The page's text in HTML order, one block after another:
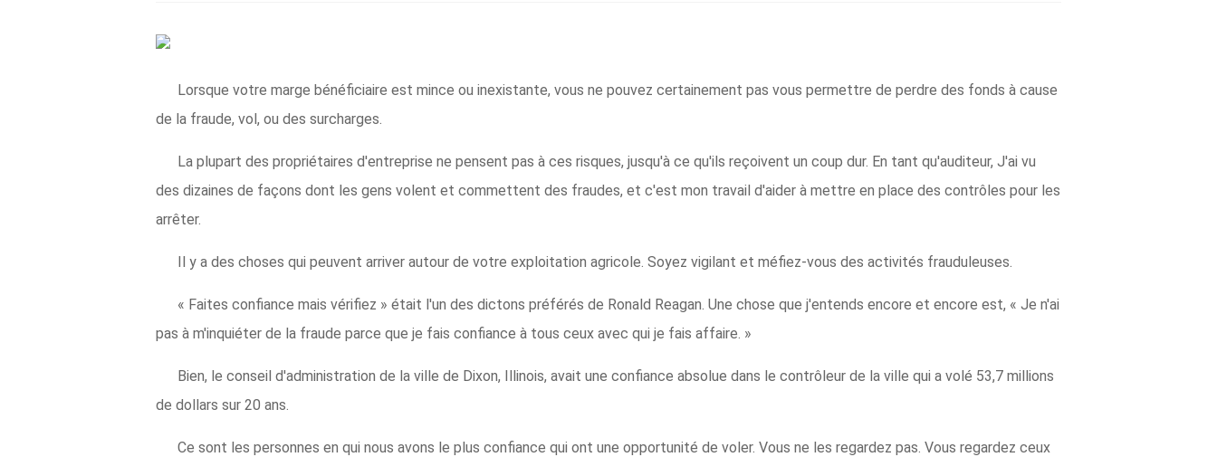
Lorsque votre marge bénéficiaire est mince ou inexistante, vous ne pouvez certainement pas vous permettre de perdre des fonds à cause
de la fraude, vol, ou des surcharges.
La plupart des propriétaires d'entreprise ne pensent pas à ces risques, jusqu'à ce qu'ils reçoivent un coup dur. En tant qu'auditeur, J'ai vu
des dizaines de façons dont les gens volent et commettent des fraudes, et c'est mon travail d'aider à mettre en place des contrôles pour les
arrêter.
Il y a des choses qui peuvent arriver autour de votre exploitation agricole. Soyez vigilant et méfiez-vous des activités frauduleuses.
« Faites confiance mais vérifiez » était l'un des dictons préférés de Ronald Reagan. Une chose que j'entends encore et encore est, « Je n'ai
pas à m'inquiéter de la fraude parce que je fais confiance à tous ceux avec qui je fais affaire. »
Bien, le conseil d'administration de la ville de Dixon, Illinois, avait une confiance absolue dans le contrôleur de la ville qui a volé 53,7 millions
de dollars sur 20 ans.
Ce sont les personnes en qui nous avons le plus confiance qui ont une opportunité de voler. Vous ne les regardez pas. Vous regardez ceux